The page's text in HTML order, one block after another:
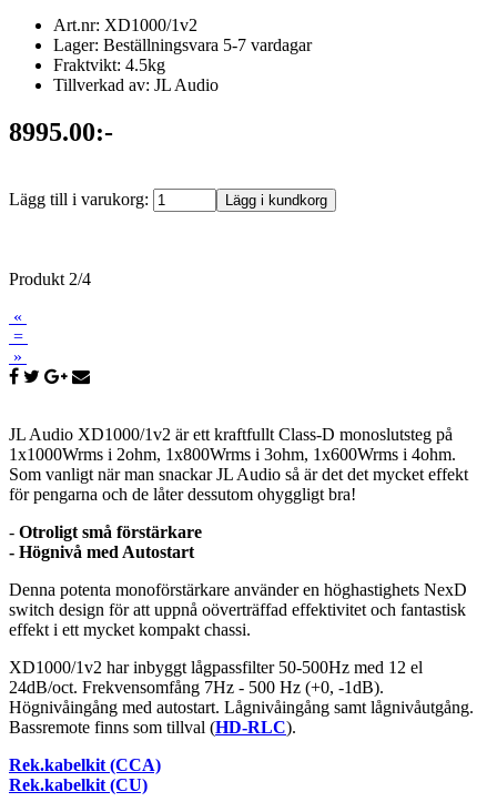
Art.nr: XD1000/1v2
Lager: Beställningsvara 5-7 vardagar
Fraktvikt: 4.5kg
Tillverkad av: JL Audio
8995.00:-
Lägg till i varukorg:
Produkt 2/4
«
=
»
JL Audio XD1000/1v2 är ett kraftfullt Class-D monoslutsteg på
1x1000Wrms i 2ohm, 1x800Wrms i 3ohm, 1x600Wrms i 4ohm.
Som vanligt när man snackar JL Audio så är det det mycket effekt
för pengarna och de låter dessutom ohyggligt bra!
- Otroligt små förstärkare
- Högnivå med Autostart
Denna potenta monoförstärkare använder en höghastighets NexD
switch design för att uppnå oöverträffad effektivitet och fantastisk
effekt i ett mycket kompakt chassi.
XD1000/1v2 har inbyggt lågpassfilter 50-500Hz med 12 el
24dB/oct. Frekvensomfång 7Hz - 500 Hz (+0, -1dB).
Högnivåingång med autostart. Lågnivåingång samt lågnivåutgång.
Bassremote finns som tillval (HD-RLC).
Rek.kabelkit (CCA)
Rek.kabelkit (CU)